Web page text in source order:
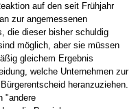
auf den seit Frühjahr
zur angemessenen
die dieser bisher schuldig
möglich, aber sie müssen
gleichem Ergebnis
welche Unternehmen zur
heranzuziehen.
"andere